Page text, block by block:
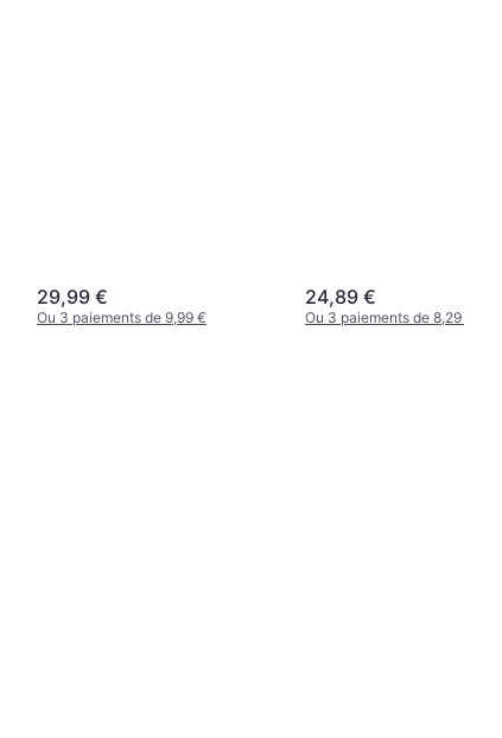
29,99 €
Ou 3 paiements de 9,99 €
24,89 €
Ou 3 paiements de 8,29 €